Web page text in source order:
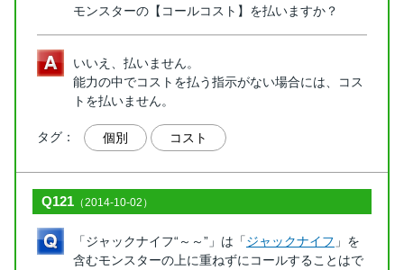
モンスターの【コールコスト】を払いますか？
いいえ、払いません。
能力の中でコストを払う指示がない場合には、コス
トを払いません。
タグ： 個別 コスト
Q121 （2014-10-02）
「ジャックナイフ“～～”」は「ジャックナイフ 」を
含むモンスターの上に重ねずにコールすることはで